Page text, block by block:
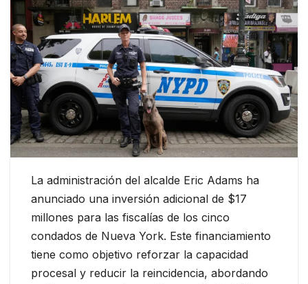
La administración del alcalde Eric Adams ha
anunciado una inversión adicional de $17
millones para las fiscalías de los cinco
condados de Nueva York. Este financiamiento
tiene como objetivo reforzar la capacidad
procesal y reducir la reincidencia, abordando